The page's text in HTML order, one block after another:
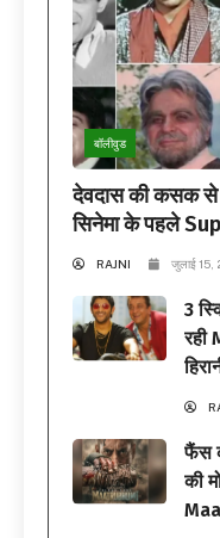
बॉलीवुड
देवदास की कसक से
सिनेमा के पहले
RAJNI जुलाई 15,
3
रही
फैंस
की